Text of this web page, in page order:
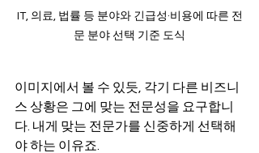
IT, 의료, 법률 등 분야와 긴급성·비용에 따른 전
문 분야 선택 기준 도식
이미지에서 볼 수 있듯, 각기 다른 비즈니
스 상황은 그에 맞는 전문성을 요구합니
다. 내게 맞는 전문가를 신중하게 선택해
야 하는 이유죠.